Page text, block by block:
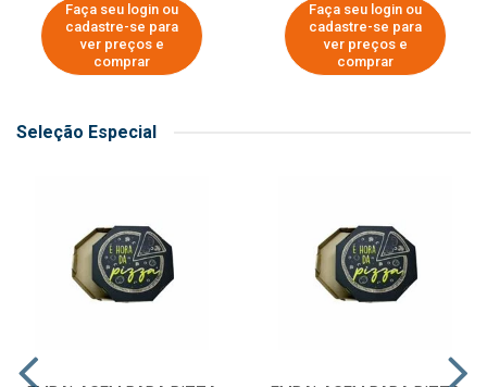
Faça seu login ou
cadastre-se para
ver preços e
comprar
Faça seu login ou
cadastre-se para
ver preços e
comprar
Seleção Especial